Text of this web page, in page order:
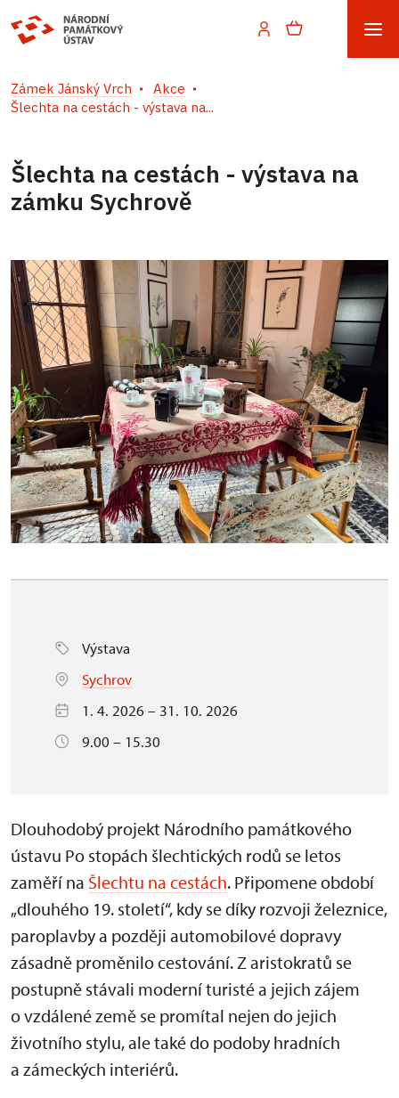
Zámek Jánský Vrch
Akce
Šlechta na cestách - výstava na...
Šlechta na cestách - výstava na
zámku Sychrově
Výstava
Sychrov
1. 4. 2026 – 31. 10. 2026
9.00 – 15.30
Dlouhodobý projekt Národního památkového
ústavu Po stopách šlechtických rodů se letos
zaměří na Šlechtu na cestách. Připomene období
„dlouhého 19. století“, kdy se díky rozvoji železnice,
paroplavby a později automobilové dopravy
zásadně proměnilo cestování. Z aristokratů se
postupně stávali moderní turisté a jejich zájem
o vzdálené země se promítal nejen do jejich
životního stylu, ale také do podoby hradních
a zámeckých interiérů.